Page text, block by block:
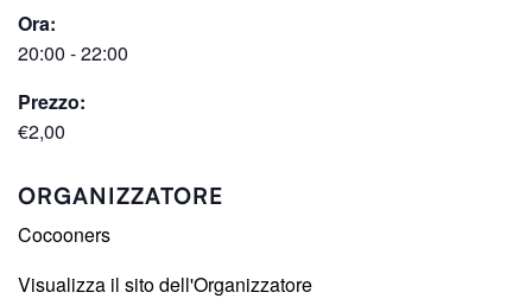
Ora:
20:00 - 22:00
Prezzo:
€2,00
ORGANIZZATORE
Cocooners
Visualizza il sito dell'Organizzatore